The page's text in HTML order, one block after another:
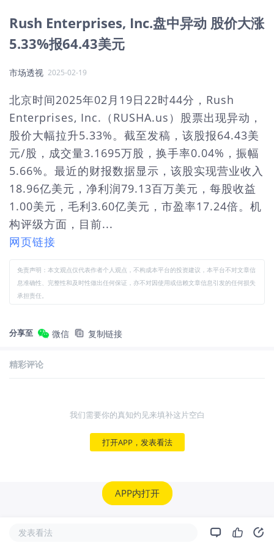
Rush Enterprises, Inc.盘中异动 股价大涨
5.33%报64.43美元
市场透视 2025-02-19
北京时间2025年02月19日22时44分，Rush
Enterprises, Inc.（RUSHA.us）股票出现异动，
股价大幅拉升5.33%。截至发稿，该股报64.43美
元/股，成交量3.1695万股，换手率0.04%，振幅
5.66%。最近的财报数据显示，该股实现营业收入
18.96亿美元，净利润79.13百万美元，每股收益
1.00美元，毛利3.60亿美元，市盈率17.24倍。机
构评级方面，目前...
网页链接
免责声明：本文观点仅代表作者个人观点，不构成本平台的投资建议，本平台不对文章信
息准确性、完整性和及时性做出任何保证，亦不对因使用或信赖文章信息引发的任何损失
承担责任。
分享至 微信 复制链接
精彩评论
我们需要你的真知灼见来填补这片空白
打开APP，发表看法
APP内打开
发表看法